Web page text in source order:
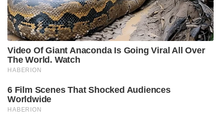
Video Of Giant Anaconda Is Going Viral All Over
The World. Watch
HABERION
6 Film Scenes That Shocked Audiences
Worldwide
HABERION